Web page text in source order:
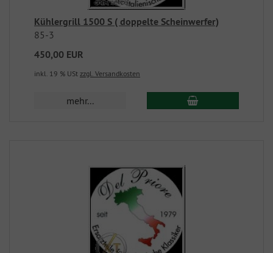
Kühlergrill 1500 S ( doppelte Scheinwerfer)
85-3
450,00 EUR
inkl. 19 % USt zzgl. Versandkosten
mehr...